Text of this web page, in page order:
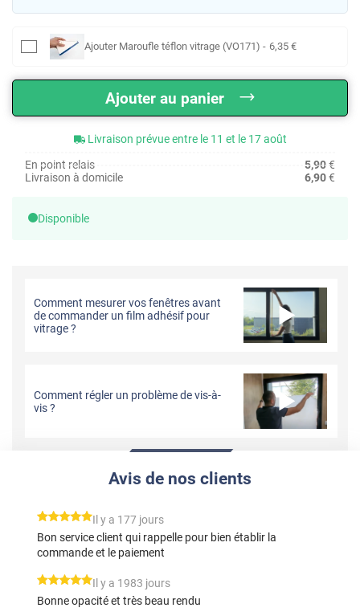
Ajouter Maroufle téflon vitrage (VO171) - 6,35 €
Ajouter au panier
Livraison prévue entre le 11 et le 17 août
En point relais
5,90€
Livraison à domicile
6,90€
Disponible
Comment mesurer vos fenêtres avant
de commander un film adhésif pour
vitrage ?
Comment régler un problème de vis-à-
vis ?
Avis de nos clients
*****
Il y a 177 jours
Bon service client qui rappelle pour bien établir la
commande et le paiement
*****
Il y a 1983 jours
Bonne opacité et très beau rendu